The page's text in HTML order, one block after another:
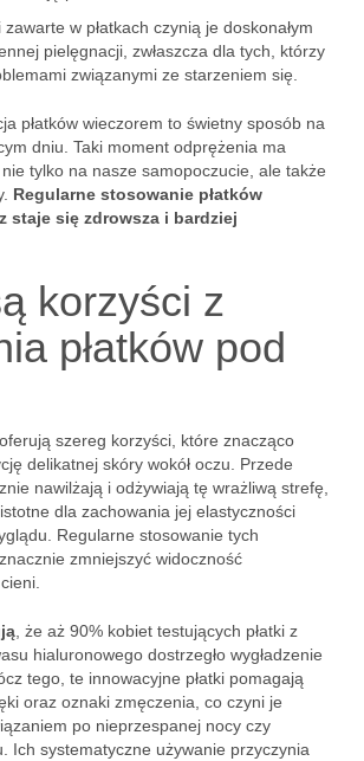
zawarte w płatkach czynią je doskonałym
pielęgnacji, zwłaszcza dla tych, którzy
związanymi ze starzeniem się.
płatków wieczorem to świetny sposób na
dniu. Taki moment odprężenia ma
nie tylko na nasze samopoczucie, ale także
Regularne stosowanie płatków
staje się zdrowsza i bardziej
korzyści z
płatków pod
oferują szereg korzyści, które znacząco
delikatnej skóry wokół oczu. Przede
nawilżają i odżywiają tę wrażliwą strefę,
dla zachowania jej elastyczności
Regularne stosowanie tych
zmniejszyć widoczność
, że aż 90% kobiet testujących płatki z
hialuronowego dostrzegło wygładzenie
tego, te innowacyjne płatki pomagają
oraz oznaki zmęczenia, co czyni je
po nieprzespanej nocy czy
Ich systematyczne używanie przyczynia